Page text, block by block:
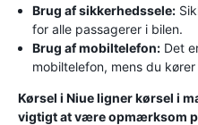
Brug af sikkerhedssele:
for alle passagerer i bilen.
Brug af mobiltelefon: Det
mobiltelefon, mens du kører
Kørsel i Niue ligner kørsel i
vigtigt at være opmærksom